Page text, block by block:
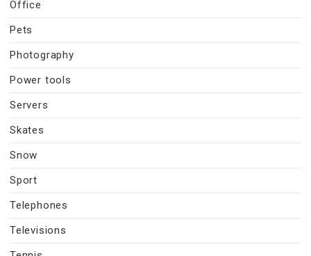
Office
Pets
Photography
Power tools
Servers
Skates
Snow
Sport
Telephones
Televisions